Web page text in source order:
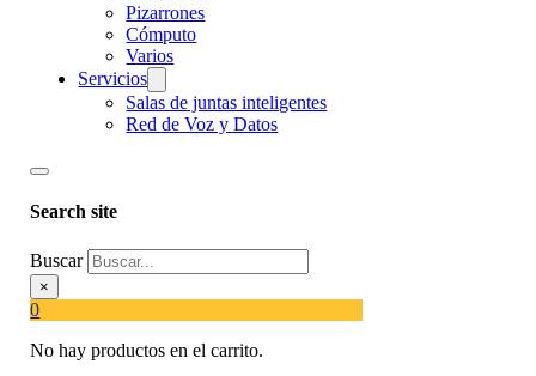
Pizarrones
Cómputo
Varios
Servicios
Salas de juntas inteligentes
Red de Voz y Datos
Search site
Buscar
×
0
No hay productos en el carrito.